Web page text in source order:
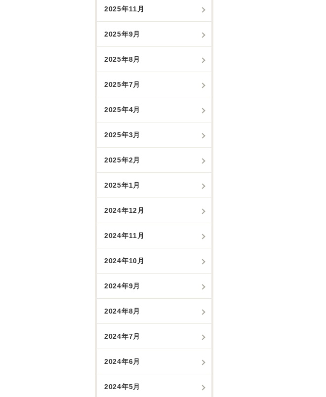
2025年11月
2025年9月
2025年8月
2025年7月
2025年4月
2025年3月
2025年2月
2025年1月
2024年12月
2024年11月
2024年10月
2024年9月
2024年8月
2024年7月
2024年6月
2024年5月